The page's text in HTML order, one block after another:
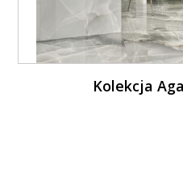
Kolekcja